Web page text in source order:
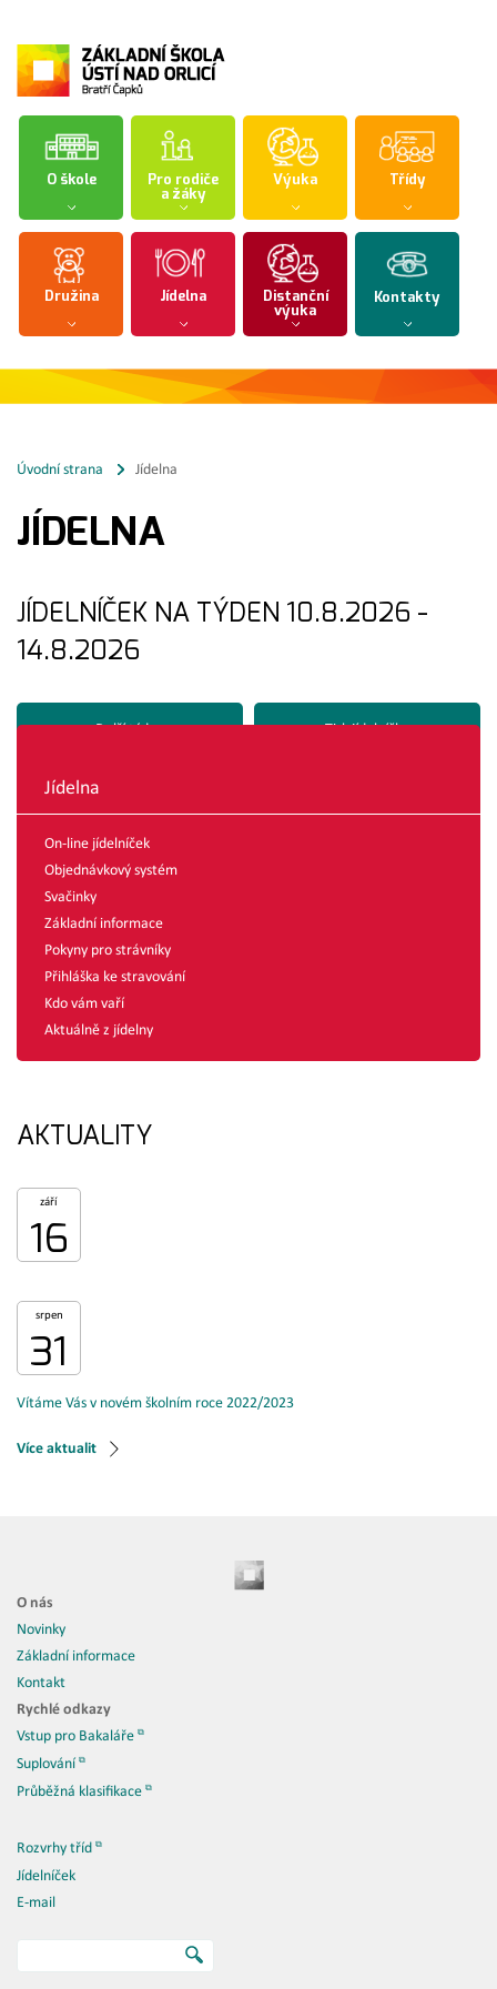
O škole Pro rodiče
a žáky
Výuka Třídy
Družina Jídelna Distanční
výuka
Kontakty
Úvodní strana Jídelna
JÍDELNA
JÍDELNÍČEK NA TÝDEN 10.8.2026 -
14.8.2026
Tisk jídelníčku
Další týden
Jídelna
On-line jídelníček
Objednávkový systém
Svačinky
Základní informace
Pokyny pro strávníky
Přihláška ke stravování
Kdo vám vaří
Aktuálně z jídelny
AKTUALITY
září
16
srpen
31
Vítáme Vás v novém školním roce 2022/2023
Více aktualit
O nás
Novinky
Základní informace
Kontakt
Rychlé odkazy
Vstup pro Bakaláře
Suplování
Průběžná klasifikace
Rozvrhy tříd
Jídelníček
E-mail